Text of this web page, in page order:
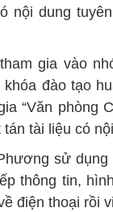
nội dung
gia vào
đào tạo
“Văn phòng
tán tài liệu có
sử dụng
thông tin,
điện thoại rồi